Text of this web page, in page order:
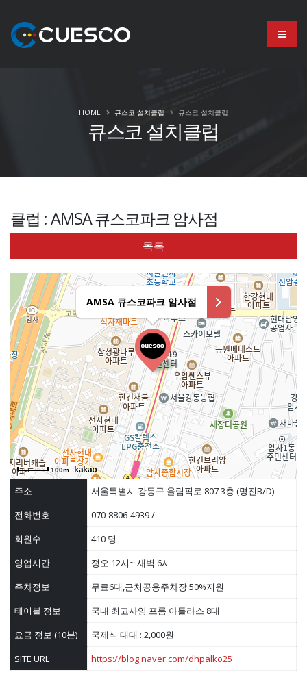
큐스코 설치클럽
HOME 큐스코 설치클럽 큐스코 설치클럽
클럽 : AMSA 큐스코파크 암사점
목록
AMSA 큐스코파크 암사점
100m
주소
서울특별시 강동구 올림픽로 807 3층 (명진B/D)
전화번호
070-8806-4939 / --
회원수
410 명
영업시간
정오 12시~ 새벽 6시
주차정보
무료6대,근처공용주차장 50%지원
테이블 정보
국내 최고사양 프롬 아틀라스 8대
요금 정보 (10분)
국제식 대대 : 2,000원
SITE URL
https://blog.naver.com/dhpalko25